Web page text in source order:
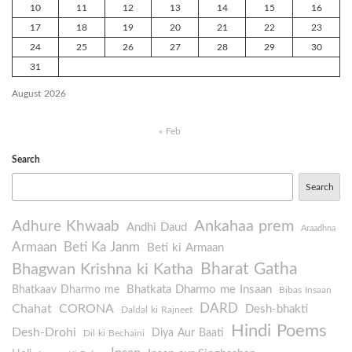
August 2026
10 11 12 13 14 15 16
17 18 19 20 21 22 23
24 25 26 27 28 29 30
31
« Feb
Search
Search
Adhure Khwaab Andhi Daud Ankahaa prem Araadhna
Armaan Beti Ka Janm Beti ki Armaan
Bhagwan Krishna ki Katha Bharat Gatha
Bhatkaav Dharmo me Bhatkata Dharmo me Insaan Bibas Insaan
Chahat CORONA Daldal ki Rajneet DARD Desh-bhakti
Desh-Drohi Dil ki Bechaini Diya Aur Baati Hindi Poems